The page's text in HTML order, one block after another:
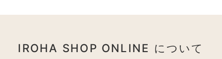
IROHA SHOP ONLINE について